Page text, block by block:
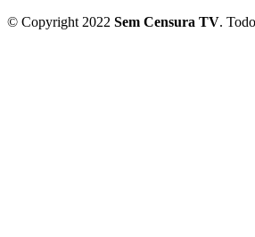
© Copyright 2022 Sem Censura TV.